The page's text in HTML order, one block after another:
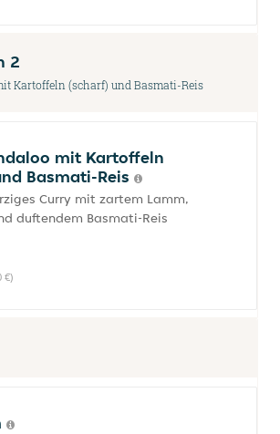
2
Kartoffeln (scharf) und Basmati-Reis
mit Kartoffeln
Basmati-Reis
Curry mit zartem Lamm,
duftendem Basmati-Reis
€)